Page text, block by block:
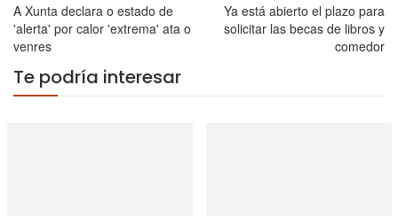
A Xunta declara o estado de
'alerta' por calor 'extrema' ata o
venres
Ya está abierto el plazo para
solicitar las becas de libros y
comedor
Te podría interesar